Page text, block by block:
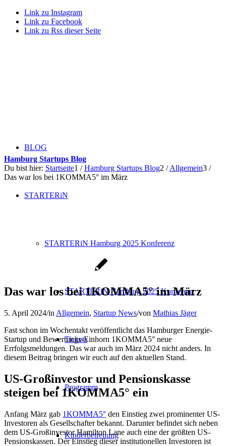
Link zu Instagram
Link zu Facebook
Link zu Rss dieser Seite
BLOG
STARTERiN
STARTERiN Hamburg 2025 Konferenz
STARTERiN Hamburg 2025 Konferenz
Tickets
Programm
Kinderbetreuung
Hamburg Startups Blog
Du bist hier: Startseite1 / Hamburg Startups Blog2 / Allgemein3 /
Das war los bei 1KOMMA5° im März
Das war los bei 1KOMMA5° im März
5. April 2024/in Allgemein, Startup News/von Mathias Jäger
Fast schon im Wochentakt veröffentlicht das Hamburger Energie-
Startup und Bewertungs-Einhorn 1KOMMA5° neue
Errfolgsmeldungen. Das war auch im März 2024 nicht anders. In
diesem Beitrag bringen wir euch auf den aktuellen Stand.
US-Großinvestor und Pensionskasse
steigen bei 1KOMMA5° ein
Anfang März gab 1KOMMA5° den Einstieg zwei prominenter US-
Investoren als Gesellschafter bekannt. Darunter befindet sich neben
dem US-Großinvestor Hamilton Lane auch eine der größten US-
Pensionskassen. Der Einstieg dieser institutionellen Investoren ist